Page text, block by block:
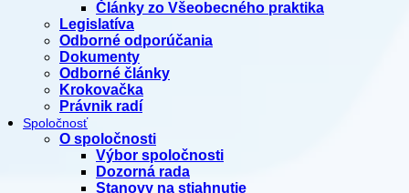
Články zo Všeobecného praktika
Legislatíva
Odborné odporúčania
Dokumenty
Odborné články
Krokovačka
Právnik radí
Spoločnosť
O spoločnosti
Výbor spoločnosti
Dozorná rada
Stanovy na stiahnutie